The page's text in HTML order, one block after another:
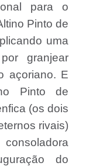
para o
Pinto de
uma
granjear
açoriano. E
Pinto de
(os dois
rivais)
do